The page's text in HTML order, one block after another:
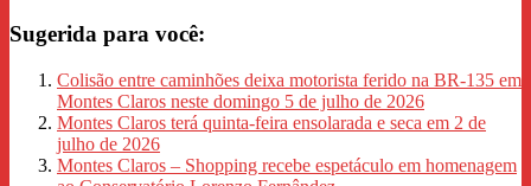
Sugerida para você:
Colisão entre caminhões deixa motorista ferido na BR-135 em
Montes Claros neste domingo 5 de julho de 2026
Montes Claros terá quinta-feira ensolarada e seca em 2 de
julho de 2026
Montes Claros – Shopping recebe espetáculo em homenagem